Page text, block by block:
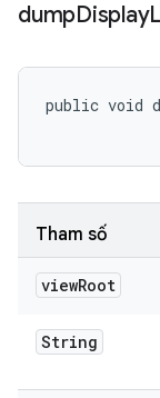
dumpDisplay
public void
Tham số
viewRoot
String